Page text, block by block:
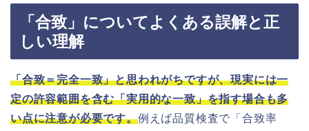
「合致」についてよくある誤解と正
しい理解
「合致＝完全一致」と思われがちですが、現実には一
定の許容範囲を含む「実用的な一致」を指す場合も多
い点に注意が必要です。例えば品質検査で「合致率